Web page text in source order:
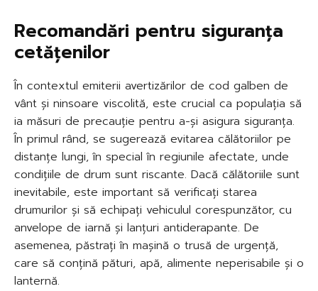
Recomandări pentru siguranța
cetățenilor
În contextul emiterii avertizărilor de cod galben de
vânt și ninsoare viscolită, este crucial ca populația să
ia măsuri de precauție pentru a-și asigura siguranța.
În primul rând, se sugerează evitarea călătoriilor pe
distanțe lungi, în special în regiunile afectate, unde
condițiile de drum sunt riscante. Dacă călătoriile sunt
inevitabile, este important să verificați starea
drumurilor și să echipați vehiculul corespunzător, cu
anvelope de iarnă și lanțuri antiderapante. De
asemenea, păstrați în mașină o trusă de urgență,
care să conțină pături, apă, alimente neperisabile și o
lanternă.